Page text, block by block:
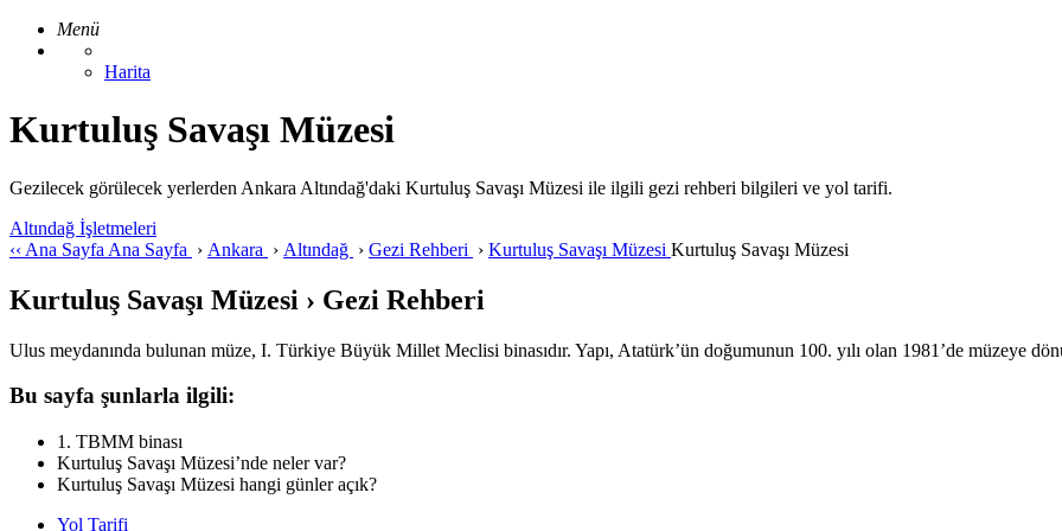
Menü
Harita
Kurtuluş Savaşı Müzesi
Gezilecek görülecek yerlerden Ankara Altındağ'daki Kurtuluş Savaşı Müzesi ile ilgili gezi rehberi bilgileri ve yol tarifi.
Altındağ İşletmeleri
‹‹ Ana Sayfa Ana Sayfa › Ankara › Altındağ › Gezi Rehberi › Kurtuluş Savaşı Müzesi Kurtuluş Savaşı Müzesi
Kurtuluş Savaşı Müzesi › Gezi Rehberi
Ulus meydanında bulunan müze, I. Türkiye Büyük Millet Meclisi binasıdır. Yapı, Atatürk’ün doğumunun 100. yılı olan 1981’de müzeye
Bu sayfa şunlarla ilgili:
1. TBMM binası
Kurtuluş Savaşı Müzesi’nde neler var?
Kurtuluş Savaşı Müzesi hangi günler açık?
Yol Tarifi